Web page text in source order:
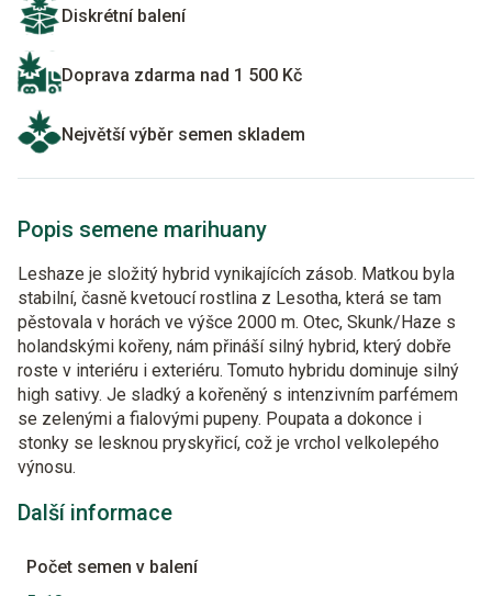
Diskrétní balení
Doprava zdarma nad 1 500 Kč
Největší výběr semen skladem
Popis semene marihuany
Leshaze je složitý hybrid vynikajících zásob. Matkou byla
stabilní, časně kvetoucí rostlina z Lesotha, která se tam
pěstovala v horách ve výšce 2000 m. Otec, Skunk/Haze s
holandskými kořeny, nám přináší silný hybrid, který dobře
roste v interiéru i exteriéru. Tomuto hybridu dominuje silný
high sativy. Je sladký a kořeněný s intenzivním parfémem
se zelenými a fialovými pupeny. Poupata a dokonce i
stonky se lesknou pryskyřicí, což je vrchol velkolepého
výnosu.
Další informace
Počet semen v balení